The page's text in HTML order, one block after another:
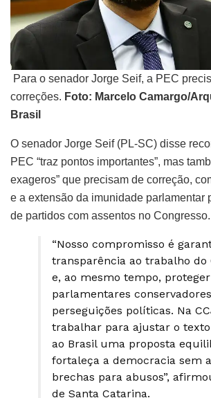
Para o senador Jorge Seif, a PEC
correções. Foto: Marcelo Camargo/
Brasil
O senador Jorge Seif (PL-SC) disse
PEC “traz pontos importantes”, mas
exageros” que precisam de correção,
e a extensão da imunidade parlamentar
de partidos com assentos no Congresso.
“Nosso compromisso é
transparência ao trabalho do
e, ao mesmo tempo, proteger
parlamentares
perseguições políticas. Na
trabalhar para ajustar o
ao Brasil uma proposta
fortaleça a democracia sem
brechas para abusos”,
de Santa Catarina.